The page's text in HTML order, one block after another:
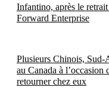
Infantino, après le
Forward Enterprise
Plusieurs Chinois, Sud-
au Canada à
retourner chez eux